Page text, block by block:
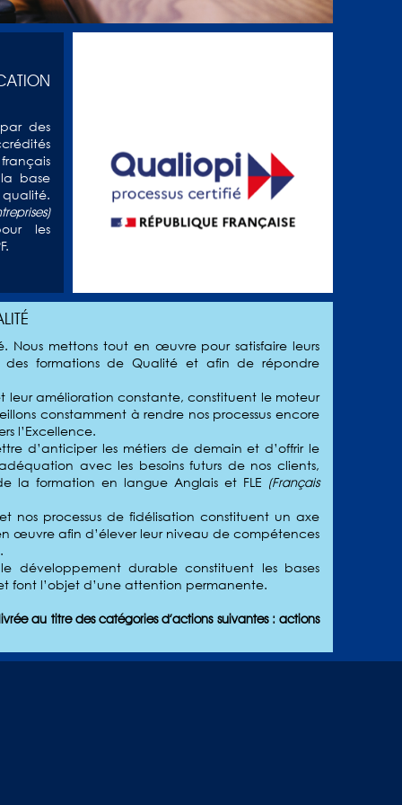
des
base
les
Nous mettons tout en œuvre pour satisfaire leurs
des formations de Qualité et afin de répondre
leur amélioration constante, constituent le moteur
constamment à rendre nos processus encore
l’Excellence.
d’anticiper les métiers de demain et d’offrir le
avec les besoins futurs de nos clients,
la formation en langue Anglais et FLE (Français
nos processus de fidélisation constituent un axe
œuvre afin d’élever leur niveau de compétences
développement durable constituent les bases
font l’objet d’une attention permanente.
au titre des catégories d’actions suivantes : actions